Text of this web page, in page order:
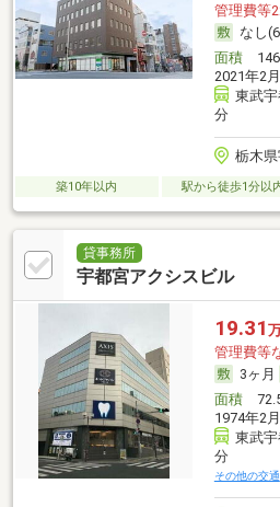
管理費等
なし
面積
2021年2
東武
分
栃木
築10年以内 駅から徒歩1分以
貸事務所
宇都宮アクシスビル
19.31
管理費等
3ヶ月
面積
1974年2
東武
分
その他の交通